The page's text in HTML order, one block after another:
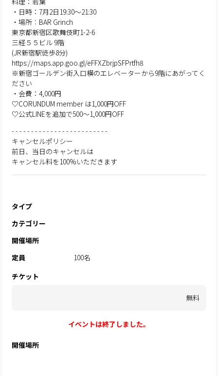
・日時：7月2日19:30～21:30
・場所︰BAR Grinch
東京都新宿区歌舞伎町1-2-6
三経５５ビル 9階
(JR新宿駅徒歩8分)
https://maps.app.goo.gl/eFFXZbrjpSFPrtfh8
※新宿ゴールデン街入口横のエレベーターから9階にあがってく
ださい
・会費：4,000円
♡CORUNDUM member は1,000円OFF
♡公式LINEを追加で500～1,000円OFF
- - - - - - - - - - - - - - - - - - - - - - - - -
キャンセルポリシー
前日、当日のキャンセルは
キャンセル料を100%いただきます
タイプ
カテゴリー
開催場所
定員
100名
チケット
無料
イベントは終了しました。
開催場所